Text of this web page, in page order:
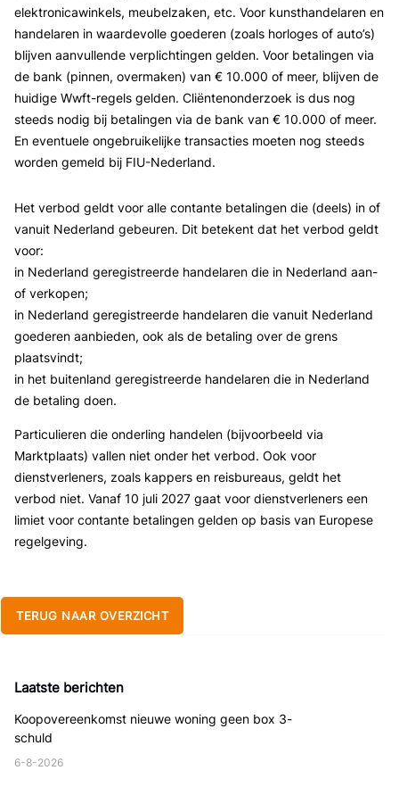
elektronicawinkels, meubelzaken, etc. Voor kunsthandelaren en
handelaren in waardevolle goederen (zoals horloges of auto’s)
blijven aanvullende verplichtingen gelden. Voor betalingen via
de bank (pinnen, overmaken) van € 10.000 of meer, blijven de
huidige Wwft-regels gelden. Cliëntenonderzoek is dus nog
steeds nodig bij betalingen via de bank van € 10.000 of meer.
En eventuele ongebruikelijke transacties moeten nog steeds
worden gemeld bij FIU-Nederland.
Het verbod geldt voor alle contante betalingen die (deels) in of
vanuit Nederland gebeuren. Dit betekent dat het verbod geldt
voor:
in Nederland geregistreerde handelaren die in Nederland aan-
of verkopen;
in Nederland geregistreerde handelaren die vanuit Nederland
goederen aanbieden, ook als de betaling over de grens
plaatsvindt;
in het buitenland geregistreerde handelaren die in Nederland
de betaling doen.
Particulieren die onderling handelen (bijvoorbeeld via
Marktplaats) vallen niet onder het verbod. Ook voor
dienstverleners, zoals kappers en reisbureaus, geldt het
verbod niet. Vanaf 10 juli 2027 gaat voor dienstverleners een
limiet voor contante betalingen gelden op basis van Europese
regelgeving.
TERUG NAAR OVERZICHT
Laatste berichten
Koopovereenkomst nieuwe woning geen box 3-
schuld
6-8-2026